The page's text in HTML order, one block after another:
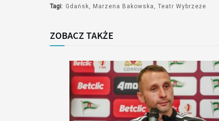
Tagi: Gdańsk Marzena Bakowska Teatr Wybrzeże
ZOBACZ TAKŻE